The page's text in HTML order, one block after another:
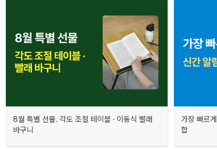
8월 특별 선물. 각도 조절 테이블 · 이동식 빨래
바구니
가장 빠르
합